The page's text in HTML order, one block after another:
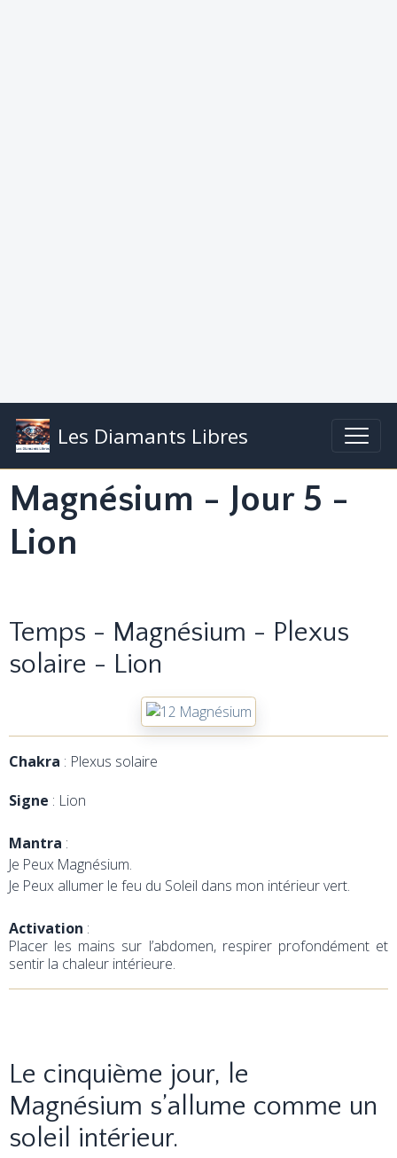
Les Diamants Libres
Magnésium - Jour 5 -
Lion
Temps - Magnésium - Plexus
solaire - Lion
Chakra : Plexus solaire
Signe : Lion
Mantra :
Je Peux Magnésium.
Je Peux allumer le feu du Soleil dans mon intérieur vert.
Activation :
Placer les mains sur l’abdomen, respirer profondément et
sentir la chaleur intérieure.
Le cinquième jour, le
Magnésium s’allume comme un
soleil intérieur.